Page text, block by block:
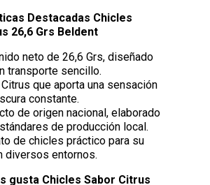
Destacadas Chicles
26,6 Grs Beldent
neto de 26,6 Grs, diseñado
transporte sencillo.
que aporta una sensación
constante.
de origen nacional, elaborado
de producción local.
de chicles práctico para su
diversos entornos.
gusta Chicles Sabor Citrus